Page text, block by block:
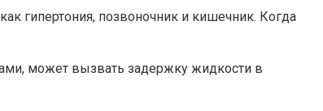
гипертония, позвоночник и кишечник. Когда
может вызвать задержку жидкости в